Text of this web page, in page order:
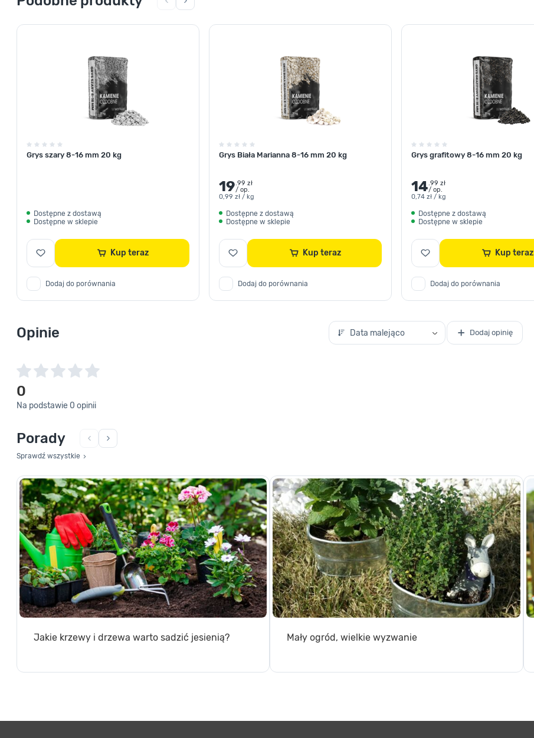
Grys szary 8-16 mm 20 kg
Dostępne z dostawą
Dostępne w sklepie
Kup teraz
Dodaj do porównania
Grys Biała Marianna 8-16 mm 20 kg
19.99 zł
/ op.
0,99 zł / kg
Dostępne z dostawą
Dostępne w sklepie
Kup teraz
Dodaj do porównania
Grys grafitowy 8-16 mm 20 kg
14.99 zł
/ op.
0,74 zł / kg
Dostępne z dostawą
Dostępne w sklepie
Kup teraz
Dodaj do porównania
Opinie Data malejąco Dodaj opinię
0
Na podstawie 0 opinii
Porady
Sprawdź wszystkie
Jakie krzewy i drzewa warto sadzić jesienią? Mały ogród, wielkie wyzwanie